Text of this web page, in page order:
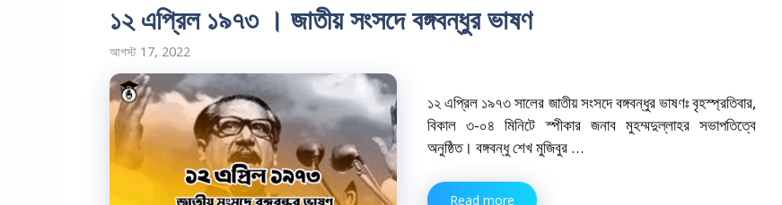
১২ এপ্রিল ১৯৭৩ । জাতীয় সংসদে বঙ্গবন্ধুর ভাষণ
আগস্ট 17, 2022
১২ এপ্রিল ১৯৭৩ সালের জাতীয় সংসদে বঙ্গবন্ধুর ভাষণঃ বৃহস্প্রতিবার,
বিকাল ৩-০৪ মিনিটে স্পীকার জনাব মুহম্মদুল্লাহর সভাপতিত্বে
অনুষ্ঠিত। বঙ্গবন্ধু শেখ মুজিবুর …
Read more